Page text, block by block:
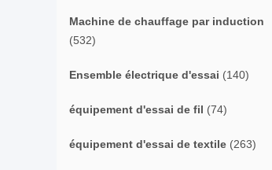
Machine de chauffage par induction
(532)
Ensemble électrique d'essai (140)
équipement d'essai de fil (74)
équipement d'essai de textile (263)